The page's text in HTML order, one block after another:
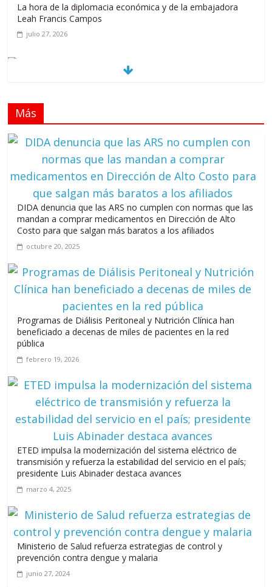
La hora de la diplomacia económica y de la embajadora
Leah Francis Campos
julio 27, 2026
Llevar los Juegos XXV Juegos Centroamericanos y del Caribe
a las plazas y parques del país
junio 15, 2026
Hondo
junio 14, 2026
Leonel Fernández y la última oportunidad de los políticos de
carrera
Más
DIDA denuncia que las ARS no cumplen con normas que las
mandan a comprar medicamentos en Dirección de Alto
Costo para que salgan más baratos a los afiliados
octubre 20, 2025
Programas de Diálisis Peritoneal y Nutrición Clínica han
beneficiado a decenas de miles de pacientes en la red
pública
febrero 19, 2026
ETED impulsa la modernización del sistema eléctrico de
transmisión y refuerza la estabilidad del servicio en el país;
presidente Luis Abinader destaca avances
marzo 4, 2025
Ministerio de Salud refuerza estrategias de control y
prevención contra dengue y malaria
junio 27, 2024